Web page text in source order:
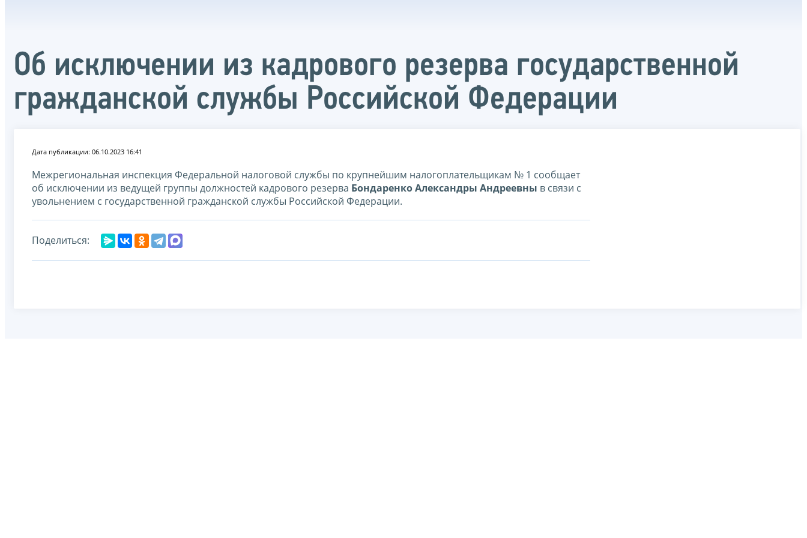
Об исключении из кадрового резерва государственной
гражданской службы Российской Федерации
Дата публикации: 06.10.2023 16:41
Межрегиональная инспекция Федеральной налоговой службы по крупнейшим налогоплательщикам № 1 сообщает
об исключении из ведущей группы должностей кадрового резерва Бондаренко Александры Андреевны в связи с
увольнением с государственной гражданской службы Российской Федерации.
Поделиться: